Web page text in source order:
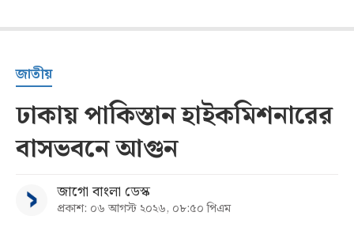
জাতীয়
ঢাকায় পাকিস্তান হাইকমিশনারের
বাসভবনে আগুন
জাগো বাংলা ডেস্ক
প্রকাশ: ০৬ আগস্ট ২০২৬, ০৮:৫০ পিএম